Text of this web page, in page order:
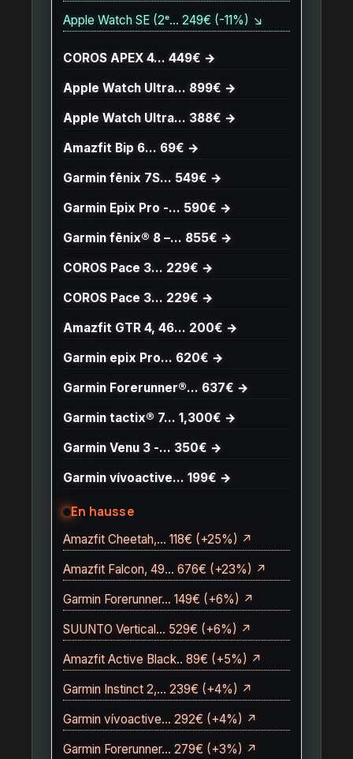
Apple Watch SE (2ᵉ… 249€ (-11%) ↘
COROS APEX 4… 449€ →
Apple Watch Ultra… 899€ →
Apple Watch Ultra… 388€ →
Amazfit Bip 6… 69€ →
Garmin fēnix 7S… 549€ →
Garmin Epix Pro -… 590€ →
Garmin fēnix® 8 –… 855€ →
COROS Pace 3… 229€ →
COROS Pace 3… 229€ →
Amazfit GTR 4, 46… 200€ →
Garmin epix Pro… 620€ →
Garmin Forerunner®… 637€ →
Garmin tactix® 7… 1,300€ →
Garmin Venu 3 -… 350€ →
Garmin vívoactive… 199€ →
En hausse
Amazfit Cheetah,… 118€ (+25%) ↗
Amazfit Falcon, 49… 676€ (+23%) ↗
Garmin Forerunner… 149€ (+6%) ↗
SUUNTO Vertical… 529€ (+6%) ↗
Amazfit Active Black.. 89€ (+5%) ↗
Garmin Instinct 2,… 239€ (+4%) ↗
Garmin vívoactive… 292€ (+4%) ↗
Garmin Forerunner… 279€ (+3%) ↗